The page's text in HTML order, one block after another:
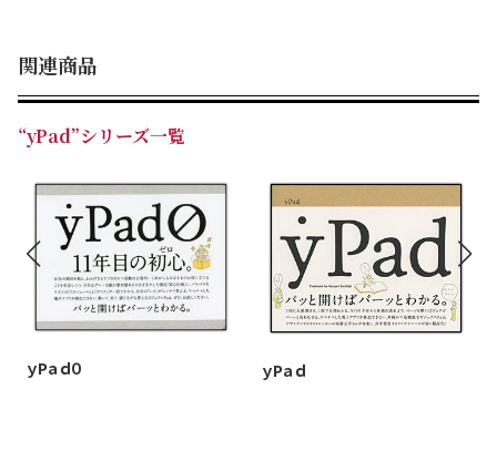
関連商品
“yPad”シリーズ一覧
ｙPａｄ０ ｙPａｄ